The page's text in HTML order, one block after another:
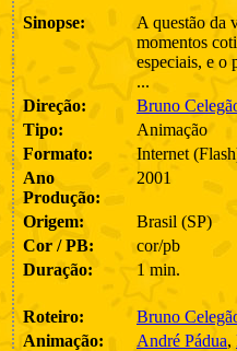
Sinopse:
A questão da
momentos
especiais, e o
...
Direção:
Bruno
Tipo:
Animação
Formato:
Internet
Ano
Produção:
2001
Origem:
Brasil (SP)
Cor / PB:
cor/pb
Duração:
1 min.
Roteiro:
Bruno
Animação:
André Pádua,